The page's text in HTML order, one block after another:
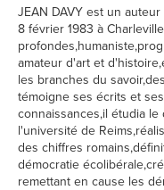
JEAN DAVY est un
8 février 1983 à
amateur d'art et
les branches du
témoigne ses écrits et
connaissances,il étudia
l'université de
des chiffres
démocratie
remettant en cause les